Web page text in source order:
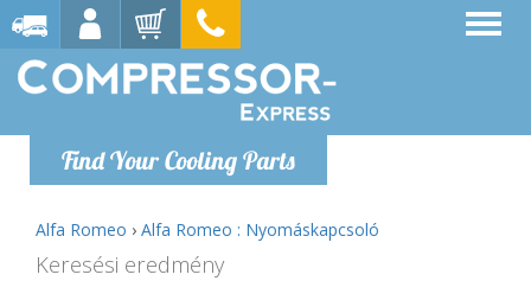
Find Your Cooling Parts
Alfa Romeo › Alfa Romeo : Nyomáskapcsoló
Keresési eredmény